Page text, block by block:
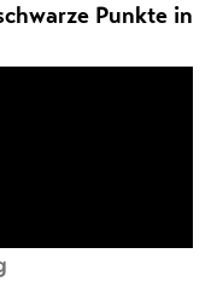
Punkte in